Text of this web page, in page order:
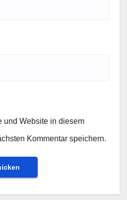
und Website in diesem
Kommentar speichern.